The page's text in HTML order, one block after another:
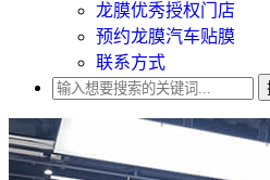
龙膜优秀授权门店
预约龙膜汽车贴膜
联系方式